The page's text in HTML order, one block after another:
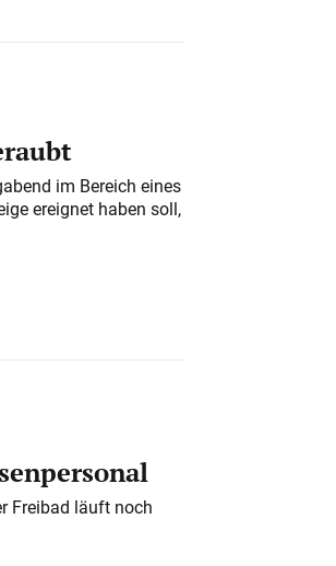
im Bereich eines
ereignet haben soll,
Freibad läuft noch